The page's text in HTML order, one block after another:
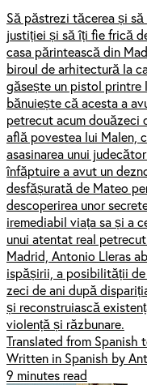
Să păstrezi tăcerea și
justiției și să îți fie frică
casa părintească din
biroul de arhitectură la
găsește un pistol printre
bănuiește că acesta a
petrecut acum douăzeci
află povestea lui Malen,
asasinarea unui
înfăptuire a avut un
desfășurată de Mateo
descoperirea unor
iremediabil viața sa și a
unui atentat real
Madrid, Antonio Lleras
ispășirii, a posibilității
zeci de ani după
și reconstruiască
violență și răzbunare.
Translated from Spanish
Written in Spanish by
9 minutes read